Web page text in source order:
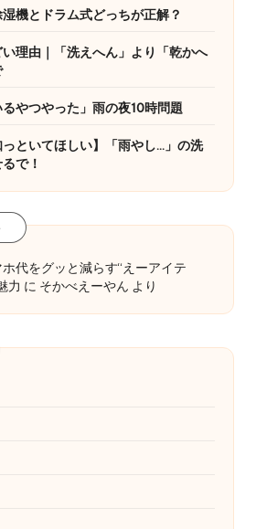
機とドラム式どっちが正解？
理由｜「洗えへん」より「乾かへ
るやつやった」雨の夜10時問題
っといてほしい】「雨やし…」の洗
で！
ホ代をグッと減らす“えーアイテ
力 に そかべえーやん より